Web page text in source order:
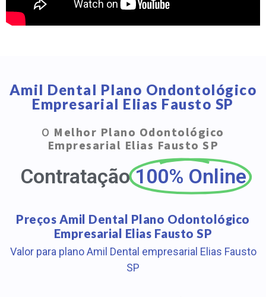
Amil Dental Plano Ondontológico
Empresarial Elias Fausto SP
O Melhor Plano Odontológico
Empresarial Elias Fausto SP
Contratação 100% Online
Preços Amil Dental Plano Odontológico
Empresarial Elias Fausto SP
Valor para plano Amil Dental empresarial Elias Fausto
SP